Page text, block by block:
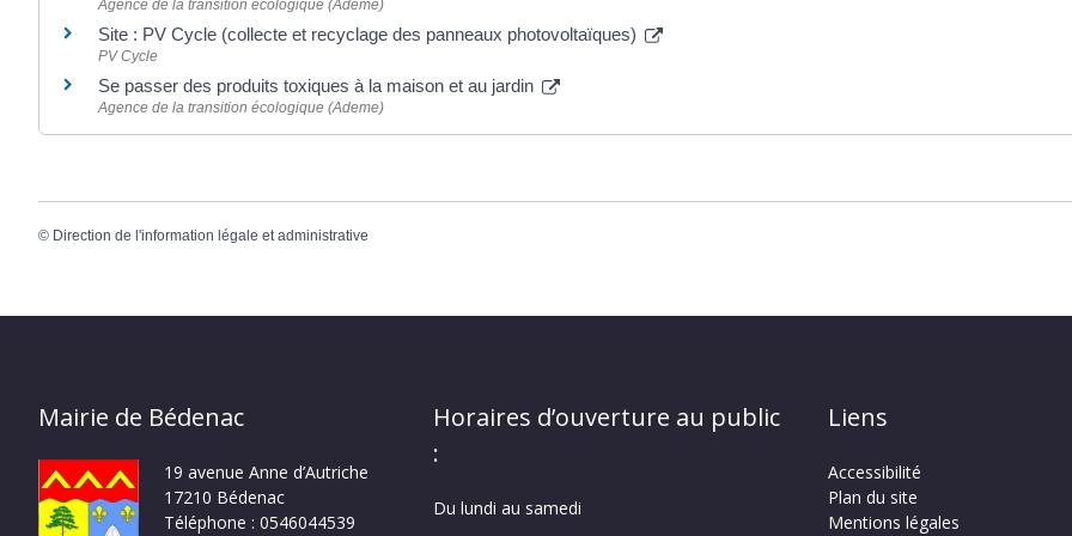
Agence de la transition écologique (Ademe)
Site : PV Cycle (collecte et recyclage des panneaux photovoltaïques)
PV Cycle
Se passer des produits toxiques à la maison et au jardin
Agence de la transition écologique (Ademe)
© Direction de l'information légale et administrative
Mairie de Bédenac
19 avenue Anne d’Autriche
17210 Bédenac
Téléphone : 0546044539
Horaires d’ouverture au public
:
Du lundi au samedi
Liens
Accessibilité
Plan du site
Mentions légales